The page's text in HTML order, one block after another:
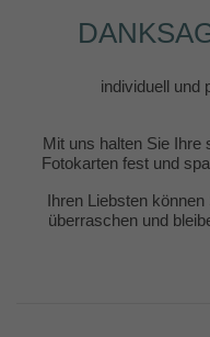
individuell und
Mit uns halten Sie Ihre
Fotokarten fest und
Ihren Liebsten
überraschen und